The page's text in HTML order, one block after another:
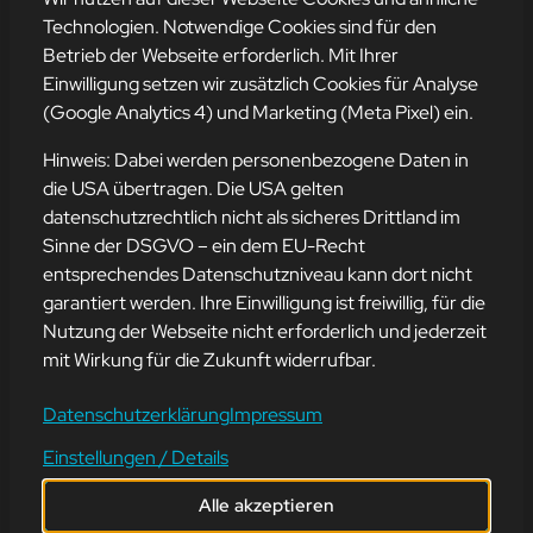
Adresse
mission-webstyle oHG
Bürgermeister-Regitz-Straße 40
66539 Neunkirchen
E-Mail:kontakt@mission-webstyle.de
Navigation
Webseitenerstellung
Webseite mieten
Webseiten Betreuung
Über Uns
Kontakt
Leistungen
mission-webstyle oHG
Technologien. Notwendige Cookies sind für den
Betrieb der Webseite erforderlich. Mit Ihrer
Einwilligung setzen wir zusätzlich Cookies für Analyse
(Google Analytics 4) und Marketing (Meta Pixel) ein.
Hinweis: Dabei werden personenbezogene Daten in
die USA übertragen. Die USA gelten
datenschutzrechtlich nicht als sicheres Drittland im
Sinne der DSGVO – ein dem EU-Recht
entsprechendes Datenschutzniveau kann dort nicht
garantiert werden. Ihre Einwilligung ist freiwillig, für die
Nutzung der Webseite nicht erforderlich und jederzeit
mit Wirkung für die Zukunft widerrufbar.
DatenschutzerklärungImpressum
Einstellungen / Details
Alle akzeptieren